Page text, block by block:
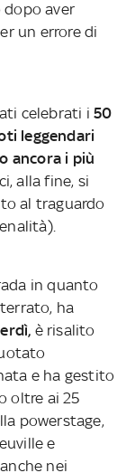
dopo aver
un errore di
celebrati i 50
leggendari
ancora i più
alla fine, si
al traguardo
in quanto
ha
è risalito
e ha gestito
oltre ai 25
powerstage,
e
nei